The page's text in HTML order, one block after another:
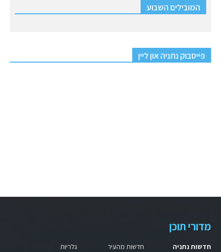
המובילים השבוע
פייסבוק נתניה און ליין
מדורי תוכן
חדשות נתניה
חדשות מהעיר
גלריות